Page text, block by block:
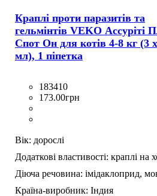
Краплі проти паразитів та
гельмінтів VEKO Ассуріті
Спот Он для котів 4-8 кг (3
мл), 1 піпетка
183410
173.00грн
Вік: дорослі
Додаткові властивості: краплі на
Діюча речовина: імідаклоприд,
Країна-виробник: Індия